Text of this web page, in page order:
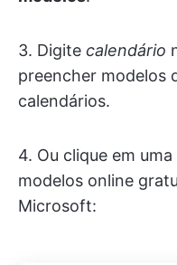
3. Digite calendário
preencher modelos
calendários.
4. Ou clique em
modelos online
Microsoft: